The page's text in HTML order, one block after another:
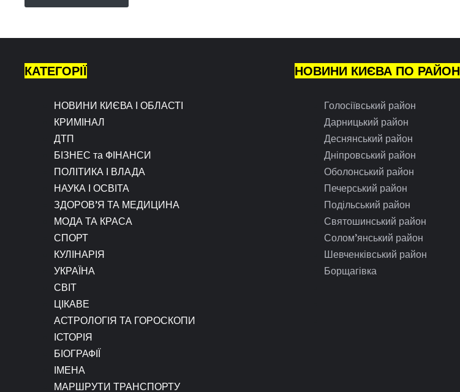
КАТЕГОРІЇ
НОВИНИ КИЄВА І ОБЛАСТІ
КРИМІНАЛ
ДТП
БІЗНЕС та ФІНАНСИ
ПОЛІТИКА І ВЛАДА
НАУКА І ОСВІТА
ЗДОРОВ’Я ТА МЕДИЦИНА
МОДА ТА КРАСА
СПОРТ
КУЛІНАРІЯ
УКРАЇНА
СВІТ
ЦІКАВЕ
АСТРОЛОГІЯ ТА ГОРОСКОПИ
ІСТОРІЯ
БІОГРАФІЇ
ІМЕНА
МАРШРУТИ ТРАНСПОРТУ
НОВИНИ КИЄВА ПО
Голосіївський район
Дарницький район
Деснянський район
Дніпровський район
Оболонський район
Печерський район
Подільський район
Святошинський район
Солом’янський район
Шевченківський район
Борщагівка